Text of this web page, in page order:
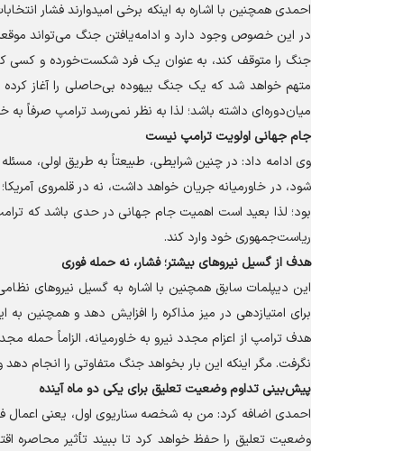
احمدی همچنین با اشاره به اینکه برخی امیدوارند فشار
در این خصوص وجود دارد و ادامه‌یافتن جنگ می‌تواند
جنگ را متوقف کند، به عنوان یک فرد شکست‌خورده و کسی
متهم خواهد شد که یک جنگ بیهوده بی‌حاصلی را آغاز
میان‌دوره‌ای داشته باشد؛ لذا به نظر نمی‌رسد ترامپ صرفاً
جام جهانی اولویت ترامپ نیست
وی ادامه داد: در چنین شرایطی، طبیعتاً به طریق اولی،
شود، در خاورمیانه جریان خواهد داشت، نه در قلمروی
بود؛ لذا بعید است اهمیت جام جهانی در حدی باشد که
ریاست‌جمهوری خود وارد کند.
هدف از گسیل نیرو‌های بیشتر؛ فشار، نه حمله فوری
این دیپلمات سابق همچنین با اشاره به گسیل نیرو‌های
برای امتیازدهی در میز مذاکره را افزایش دهد و همچنین
هدف ترامپ از اعزام مجدد نیرو به خاورمیانه، الزاماً حمله
نگرفت. مگر اینکه این بار بخواهد جنگ متفاوتی را انجام دهد و بر خلاف جنگ ۴۰ روزه، این بار زیرساخت‌های حیاتی
پیش‌بینی تداوم وضعیت تعلیق برای یکی دو ماه آینده
احمدی اضافه کرد: من به شخصه سناریوی اول، یعنی اعمال
وضعیت تعلیق را حفظ خواهد کرد تا ببیند تأثیر محاصره